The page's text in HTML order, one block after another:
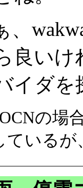
、
良いけ
イダを
の場
ているが